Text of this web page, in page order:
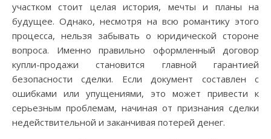
участком стоит целая история, мечты и планы на
будущее. Однако, несмотря на всю романтику этого
процесса, нельзя забывать о юридической стороне
вопроса. Именно правильно оформленный договор
купли-продажи становится главной гарантией
безопасности сделки. Если документ составлен с
ошибками или упущениями, это может привести к
серьезным проблемам, начиная от признания сделки
недействительной и заканчивая потерей денег.